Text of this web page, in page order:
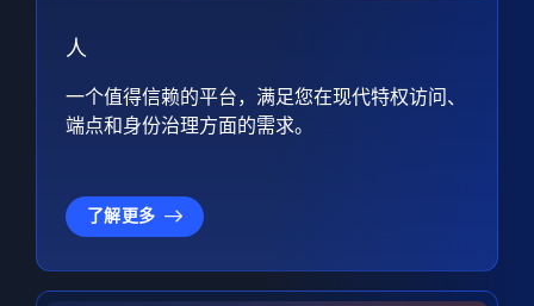
人
一个值得信赖的平台，满足您在现代特权访问、
端点和身份治理方面的需求。
了解更多